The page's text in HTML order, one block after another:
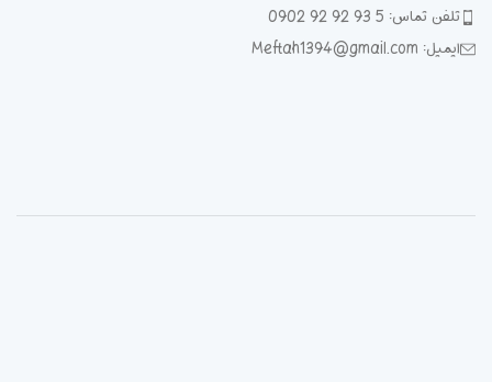
تلفن تماس: 5 93 92 92 0902
ایمیل: Meftah1394@gmail.com